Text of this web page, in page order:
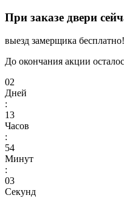
При заказе двери
выезд замерщика бесплатно!
До окончания акции
02
Дней
:
13
Часов
:
54
Минут
:
03
Секунд